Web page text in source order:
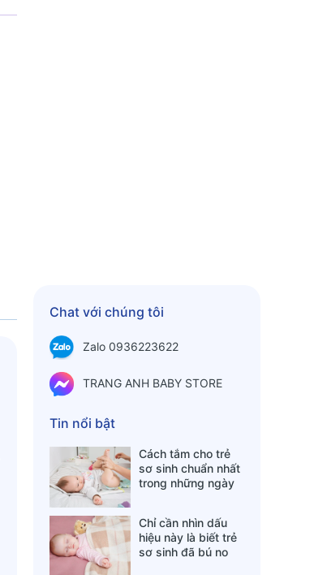
Chat với chúng tôi
Zalo 0936223622
TRANG ANH BABY STORE
Tin nổi bật
Cách tắm cho trẻ
sơ sinh chuẩn nhất
trong những ngày
lòng
Chỉ cần nhìn dấu
hiệu này là biết trẻ
sơ sinh đã bú no